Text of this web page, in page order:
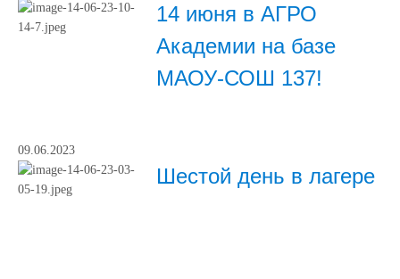
14 июня в АГРО
Академии на базе
МАОУ-СОШ 137!
09.06.2023
Шестой день в лагере